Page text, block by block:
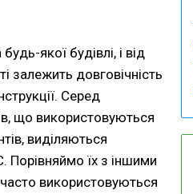
якої будівлі, і від
залежить довговічність
Серед
що використовуються
виділяються
Порівняймо їх з іншими
використовуються